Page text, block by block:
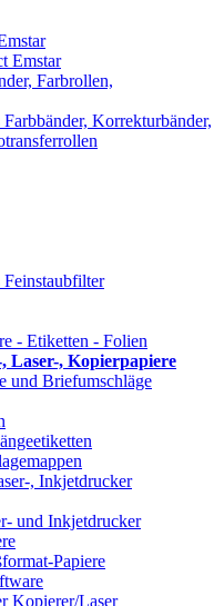
Emstar
Farbrollen,
Korrekturbänder,
Feinstaubfilter
- Etiketten - Folien
, Kopierpapiere
und Briefumschläge
, Inkjetdrucker
und Inkjetdrucker
Papiere
Kopierer/Laser